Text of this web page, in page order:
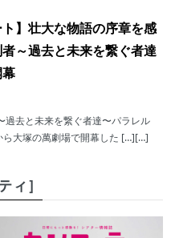
ト】壮大な物語の序章を感
～過去と未来を繋ぐ者達
去と未来を繋ぐ者達〜パラレル
ら大塚の萬劇場で開幕した […][…]
ィ］